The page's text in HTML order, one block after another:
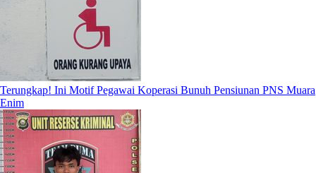
Terungkap! Ini Motif Pegawai Koperasi Bunuh Pensiunan PNS Muara
Enim